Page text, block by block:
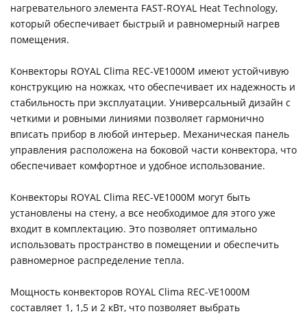
нагревательного элемента FAST-ROYAL Heat Technology,
который обеспечивает быстрый и равномерный нагрев
помещения.
Конвекторы ROYAL Clima REC-VE1000M имеют устойчивую
конструкцию на ножках, что обеспечивает их надежность и
стабильность при эксплуатации. Универсальный дизайн с
четкими и ровными линиями позволяет гармонично
вписать прибор в любой интерьер. Механическая панель
управления расположена на боковой части конвектора, что
обеспечивает комфортное и удобное использование.
Конвекторы ROYAL Clima REC-VE1000M могут быть
установлены на стену, а все необходимое для этого уже
входит в комплектацию. Это позволяет оптимально
использовать пространство в помещении и обеспечить
равномерное распределение тепла.
Мощность конвекторов ROYAL Clima REC-VE1000M
составляет 1, 1,5 и 2 кВт, что позволяет выбрать